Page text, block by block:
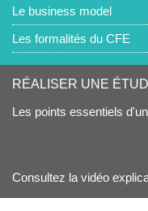
Le business model
Les formalités du CFE
RÉALISER UNE
Les points essentiels
Consultez la vidéo